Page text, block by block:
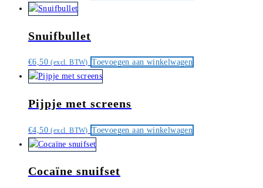
Snuifbullet
€6,50 (excl. BTW) Toevoegen aan winkelwagen
Pijpje met screens
€4,50 (excl. BTW) Toevoegen aan winkelwagen
Cocaïne snuifset